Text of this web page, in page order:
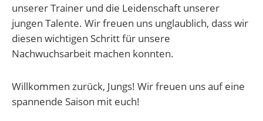
unserer Trainer und die Leidenschaft unserer
jungen Talente. Wir freuen uns unglaublich, dass wir
diesen wichtigen Schritt für unsere
Nachwuchsarbeit machen konnten.
Willkommen zurück, Jungs! Wir freuen uns auf eine
spannende Saison mit euch!